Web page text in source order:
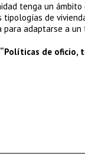
tenga un
de
adaptarse a
de oficio,